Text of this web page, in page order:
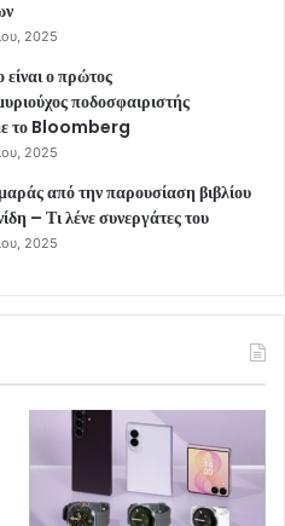
2025
ο πρώτος
ποδοσφαιριστής
το Bloomberg
2025
από την παρουσίαση βιβλίου
– Τι λένε συνεργάτες του
2025